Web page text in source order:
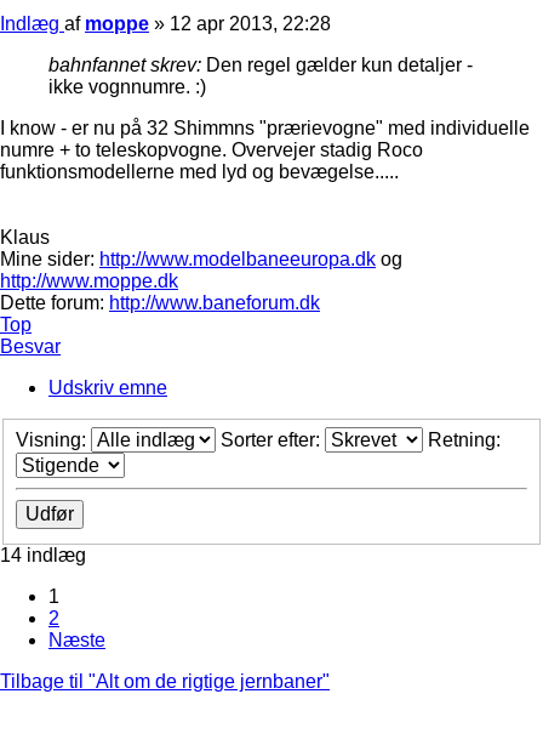
Indlæg af moppe » 12 apr 2013, 22:28
bahnfannet skrev: Den regel gælder kun detaljer -
ikke vognnumre. :)
I know - er nu på 32 Shimmns "prærievogne" med individuelle
numre + to teleskopvogne. Overvejer stadig Roco
funktionsmodellerne med lyd og bevægelse.....
Klaus
Mine sider: http://www.modelbaneeuropa.dk og
http://www.moppe.dk
Dette forum: http://www.baneforum.dk
Top
Besvar
Udskriv emne
Visning: Sorter efter: Retning:
14 indlæg
1
2
Næste
Tilbage til "Alt om de rigtige jernbaner"